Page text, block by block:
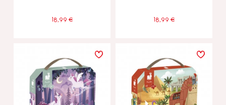
18,99 € 18,99 €